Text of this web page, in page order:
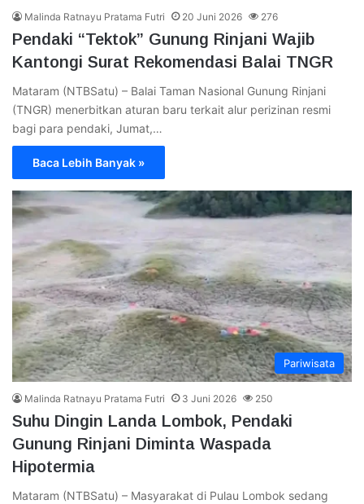
Malinda Ratnayu Pratama Futri 20 Juni 2026 276
Pendaki “Tektok” Gunung Rinjani Wajib
Kantongi Surat Rekomendasi Balai TNGR
Mataram (NTBSatu) – Balai Taman Nasional Gunung Rinjani
(TNGR) menerbitkan aturan baru terkait alur perizinan resmi
bagi para pendaki, Jumat,…
Baca Lebih Banyak »
Pariwisata
Malinda Ratnayu Pratama Futri 3 Juni 2026 250
Suhu Dingin Landa Lombok, Pendaki
Gunung Rinjani Diminta Waspada
Hipotermia
Mataram (NTBSatu) – Masyarakat di Pulau Lombok sedang